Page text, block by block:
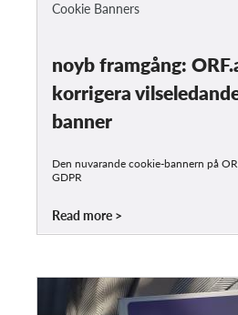
Cookie Banners
noyb framgång:
korrigera
banner
Den nuvarande cookie-bannern på
GDPR
Read more